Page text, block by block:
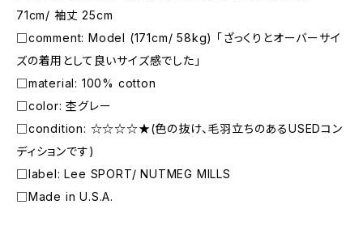
71cm/ 袖丈 25cm
□comment: Model (171cm/ 58kg) 「ざっくりとオーバーサイ
ズの着用として良いサイズ感でした」
□material: 100% cotton
□color: 杢グレー
□condition: ☆☆☆☆★(色の抜け、毛羽立ちのあるUSEDコン
ディションです)
□label: Lee SPORT/ NUTMEG MILLS
□Made in U.S.A.